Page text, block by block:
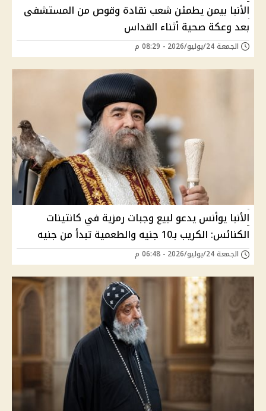
الأنبا بيمن يطمئن شعب نقادة وقوص من المستشفى
بعد وعكة صحية أثناء القداس
الجمعة 24/يوليو/2026 - 08:29 م
الأنبا يوأنس يدعو لبيع وجبات رمزية في كانتينات
الكنائس: الكريب بـ10 جنيه والطعمية تبدأ من جنيه
الجمعة 24/يوليو/2026 - 06:48 م